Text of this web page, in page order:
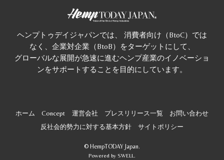
ヘンプトゥデイジャパンでは、 消費者向け（BtoC）では
なく、企業対企業（BtoB）をターゲットにして、
グローバルな展開が急速に進むヘンプ産業のイノベーショ
ンをサポートすることを目的にしています。
ホーム Concept 運営会社 プレスリリース一覧
お問い合わせ
反社会的勢力に対する基本方針
サイトポリシー
© HempTODAY Japan.
Powered by SWELL.